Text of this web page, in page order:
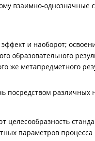
взаимно-однозначные
и наоборот;
образовательного
же метапредметного
посредством различных
параметров процесса